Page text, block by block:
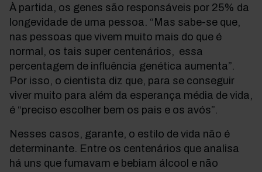
À partida, os genes são responsáveis por 25% da
longevidade de uma pessoa. “Mas sabe-se que,
nas pessoas que vivem muito mais do que é
normal, os tais super centenários, essa
percentagem de influência genética aumenta”.
Por isso, o cientista diz que, para se conseguir
viver muito para além da esperança média de vida,
é “preciso escolher bem os pais e os avós”.
Nesses casos, garante, o estilo de vida não é
determinante. Entre os centenários que analisa
há uns que fumavam e bebiam álcool e não